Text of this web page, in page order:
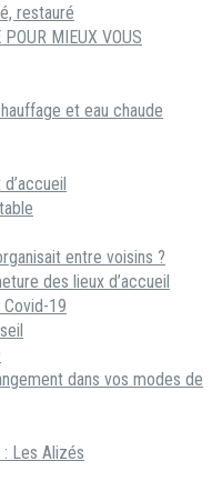
restauré
MIEUX VOUS
et eau chaude
entre voisins ?
des lieux d’accueil
Covid-19
dans vos modes de
Les Alizés